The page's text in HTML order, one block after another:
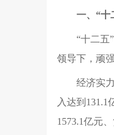
一、“十
“十二五
领导下，顽
经济实
入达到131.1
1573.1亿元